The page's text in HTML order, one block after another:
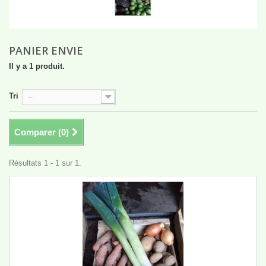
PANIER ENVIE
Il y a 1 produit.
Tri --
Comparer (0)
Résultats 1 - 1 sur 1.